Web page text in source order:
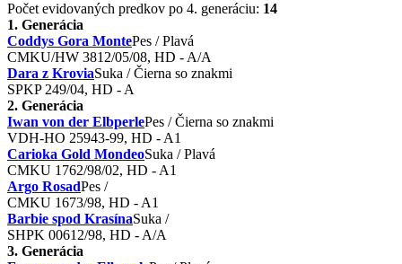
Počet evidovaných predkov po 4. generáciu: 14
1. Generácia
Coddys Gora MontePes / Plavá
CMKU/HW 3812/05/08, HD - A/A
Dara z KroviaSuka / Čierna so znakmi
SPKP 249/04, HD - A
2. Generácia
Iwan von der ElbperlePes / Čierna so znakmi
VDH-HO 25943-99, HD - A1
Carioka Gold MondeoSuka / Plavá
CMKU 1762/98/02, HD - A1
Argo RosadPes /
CMKU 1673/98, HD - A1
Barbie spod KrasínaSuka /
SHPK 00612/98, HD - A/A
3. Generácia